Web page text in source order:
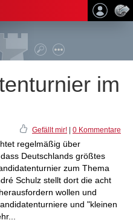
im
Gefällt mir! 0 Kommentare
regelmäßig über
Deutschlands größtes
zum Thema
Schulz stellt dort die acht
wollen und
und "kleinen